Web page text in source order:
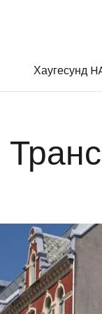
Хаугесунд